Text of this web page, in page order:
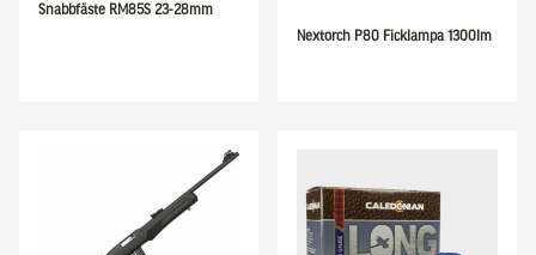
Snabbfäste RM85S 23-28mm
Nextorch P80 Ficklampa 1300lm